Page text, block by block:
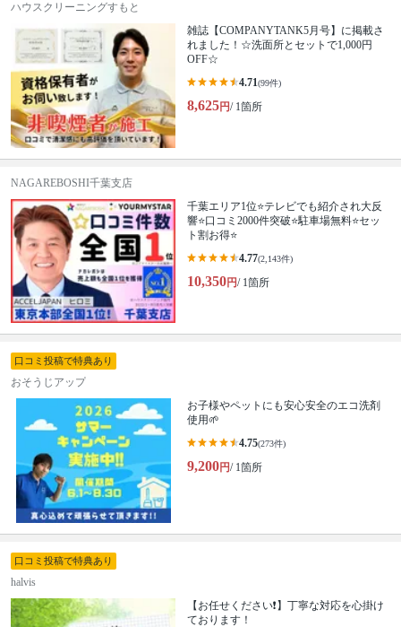
ハウスクリーニングすもと
雑誌【COMPANYTANK5月号】に掲載さ
れました！☆洗面所とセットで1,000円
OFF☆
4.71(99件)
8,625円/ 1箇所
NAGAREBOSHI千葉支店
千葉エリア1位⭐テレビでも紹介され大反
響⭐️口コミ2000件突破⭐️駐車場無料⭐セッ
ト割お得⭐
4.77(2,143件)
10,350円/ 1箇所
口コミ投稿で特典あり
おそうじアップ
お子様やペットにも安心安全のエコ洗剤
使用🌱
4.75(273件)
9,200円/ 1箇所
口コミ投稿で特典あり
halvis
【お任せください❗️】丁寧な対応を心掛け
ております！